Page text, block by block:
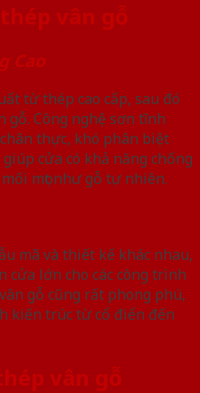
vân gỗ
Cao
từ thép cao cấp, sau đó
Công nghệ sơn tĩnh
thực, khó phân biệt
cửa có khả năng chống
mọt như gỗ tự nhiên.
mã và thiết kế khác nhau,
cửa lớn cho các công trình
gỗ cũng rất phong phú,
kiến trúc từ cổ điển đến
vân gỗ